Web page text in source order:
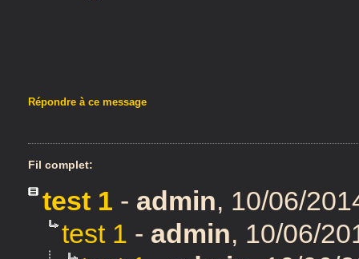
Répondre à ce message
Fil complet:
test 1 - admin, 10/06/
test 1 - admin, 10/06/